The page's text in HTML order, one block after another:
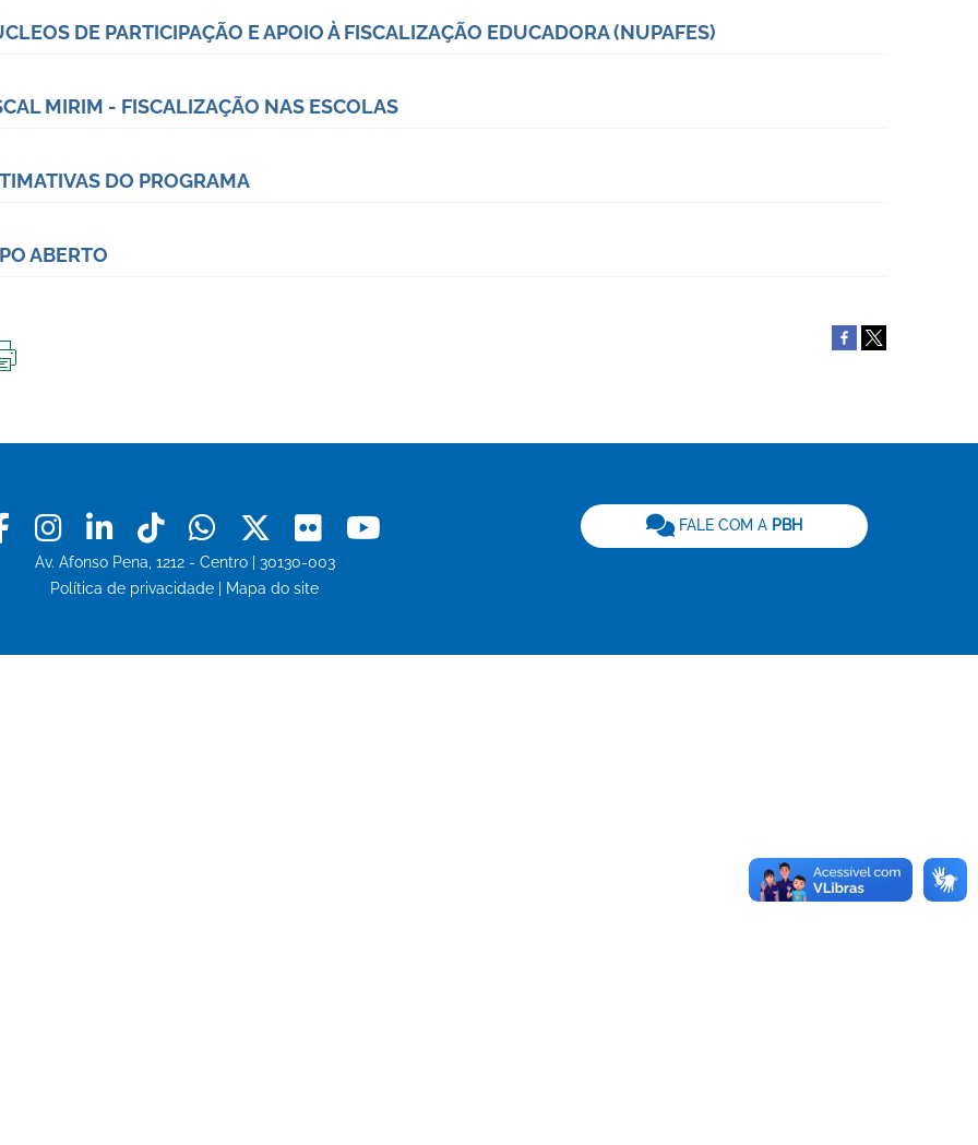
DE PARTICIPAÇÃO E APOIO À FISCALIZAÇÃO EDUCADORA (NUPAFES)
MIRIM - FISCALIZAÇÃO NAS ESCOLAS
DO PROGRAMA
ABERTO
Facebook
Instagram
LinkedinTiktokWhatsapp
X Flickr
Av. Afonso Pena, 1212 - Centro | 30130-003
Política de privacidade
Mapa do site
FALE COM A PBH